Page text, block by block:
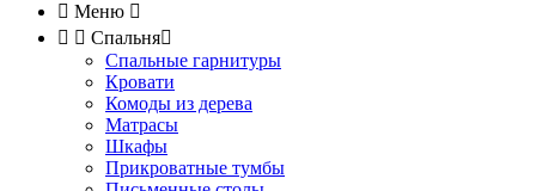
 Меню 
  Спальня
Спальные гарнитуры
Кровати
Комоды из дерева
Матрасы
Шкафы
Прикроватные тумбы